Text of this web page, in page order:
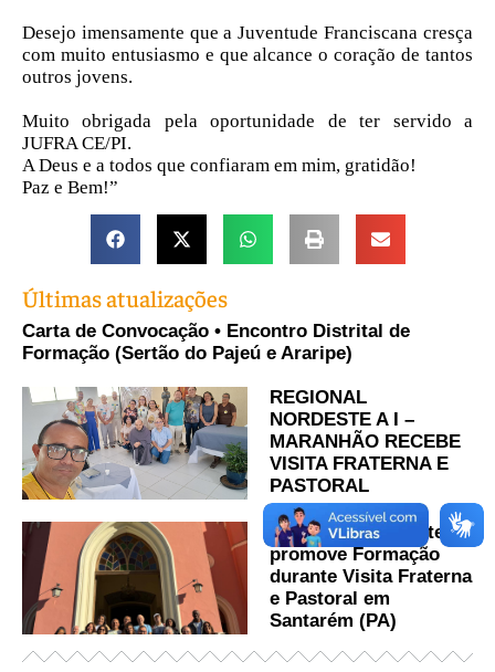
Desejo imensamente que a Juventude Franciscana cresça
com muito entusiasmo e que alcance o coração de tantos
outros jovens.
Muito obrigada pela oportunidade de ter servido a
JUFRA CE/PI.
A Deus e a todos que confiaram em mim, gratidão!
Paz e Bem!”
Últimas atualizações
Carta de Convocação • Encontro Distrital de
Formação (Sertão do Pajeú e Araripe)
REGIONAL
NORDESTE A I –
MARANHÃO RECEBE
VISITA FRATERNA E
PASTORAL
OFS Regional Norte III
promove Formação
durante Visita Fraterna
e Pastoral em
Santarém (PA)